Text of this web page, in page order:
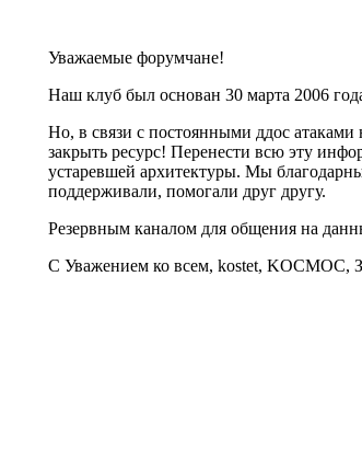
Уважаемые форумчане!
Наш клуб был основан 30 марта 2006
Но, в связи с постоянными ддос
закрыть ресурс! Перенести всю эту
устаревшей архитектуры. Мы
поддерживали, помогали друг другу.
Резервным каналом для общения на
С Уважением ко всем, kostet,